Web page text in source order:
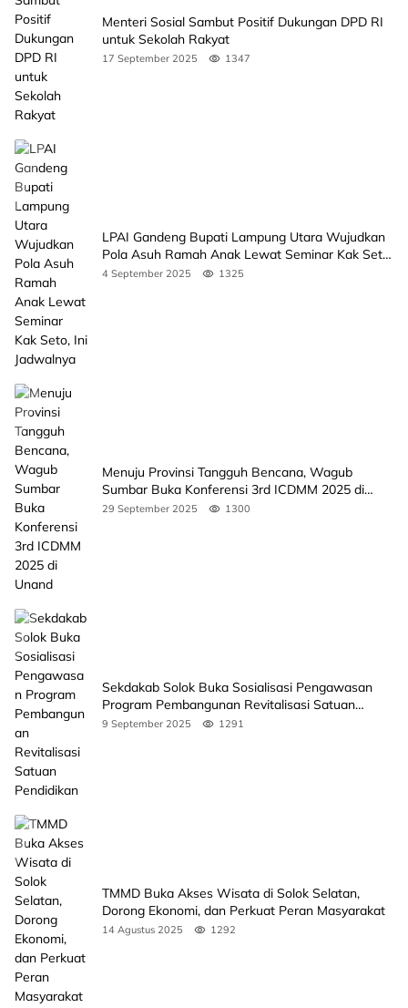
Menteri Sosial Sambut Positif Dukungan DPD RI
untuk Sekolah Rakyat
17 September 2025 1347
LPAI Gandeng Bupati Lampung Utara Wujudkan
Pola Asuh Ramah Anak Lewat Seminar Kak Seto,
Ini Jadwalnya
4 September 2025 1325
Menuju Provinsi Tangguh Bencana, Wagub
Sumbar Buka Konferensi 3rd ICDMM 2025 di
Unand
29 September 2025 1300
Sekdakab Solok Buka Sosialisasi Pengawasan
Program Pembangunan Revitalisasi Satuan
Pendidikan
9 September 2025 1291
TMMD Buka Akses Wisata di Solok Selatan,
Dorong Ekonomi, dan Perkuat Peran Masyarakat
14 Agustus 2025 1292